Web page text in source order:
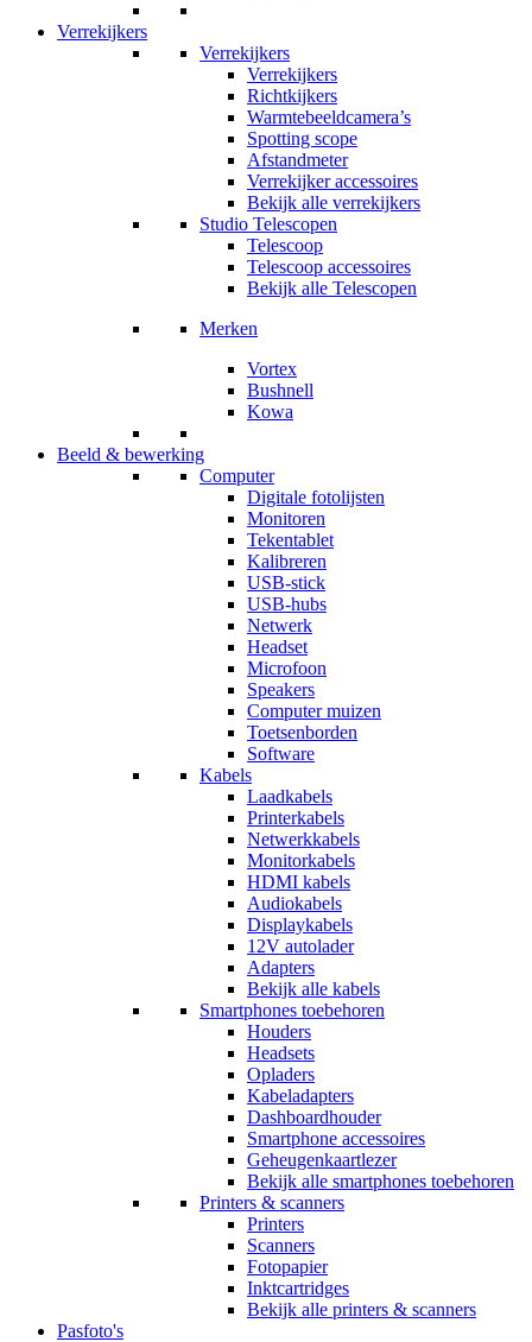
Verrekijkers
Verrekijkers
Verrekijkers
Richtkijkers
Warmtebeeldcamera’s
Spotting scope
Afstandmeter
Verrekijker accessoires
Bekijk alle verrekijkers
Studio Telescopen
Telescoop
Telescoop accessoires
Bekijk alle Telescopen
Merken
Vortex
Bushnell
Kowa
Beeld & bewerking
Computer
Digitale fotolijsten
Monitoren
Tekentablet
Kalibreren
USB-stick
USB-hubs
Netwerk
Headset
Microfoon
Speakers
Computer muizen
Toetsenborden
Software
Kabels
Laadkabels
Printerkabels
Netwerkkabels
Monitorkabels
HDMI kabels
Audiokabels
Displaykabels
12V autolader
Adapters
Bekijk alle kabels
Smartphones toebehoren
Houders
Headsets
Opladers
Kabeladapters
Dashboardhouder
Smartphone accessoires
Geheugenkaartlezer
Bekijk alle smartphones toebehoren
Printers & scanners
Printers
Scanners
Fotopapier
Inktcartridges
Bekijk alle printers & scanners
Pasfoto's